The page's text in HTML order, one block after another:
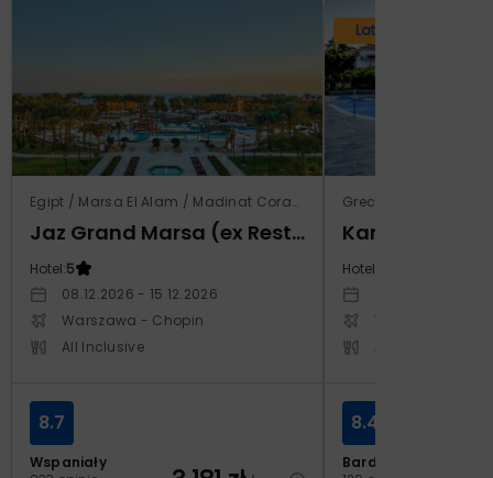
Egipt / Marsa El Alam / Madinat Coraya
Jaz Grand Marsa (ex Resta Grand Resort)
Hotel:5
08.12.2026 - 15.12.2026
Warszawa - Chopin
All Inclusive
Wspaniały
8.7
Lato 2026
Grecja / Samos /
Kampos
Hotel:
Warszawa -
Bardzo dobry
8.4